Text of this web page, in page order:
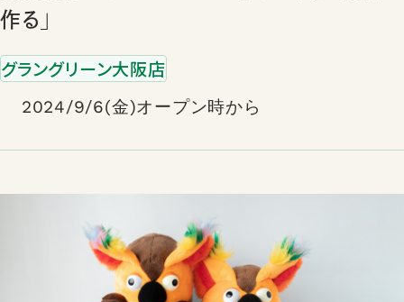
作る」
グラングリーン大阪店
2024/9/6(金)オープン時から